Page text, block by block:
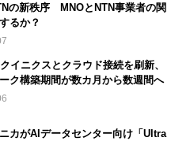
の新秩序 MNOとNTN事業者の関
るか？
イニクスとクラウド接続を刷新、
ク構築期間が数カ月から数週間へ
カがAIデータセンター向け「Ultra